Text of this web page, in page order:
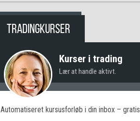
TRADINGKURSER
Kurser i trading
Lær at handle aktivt.
Automatiseret kursusforløb i din inbox – gratis